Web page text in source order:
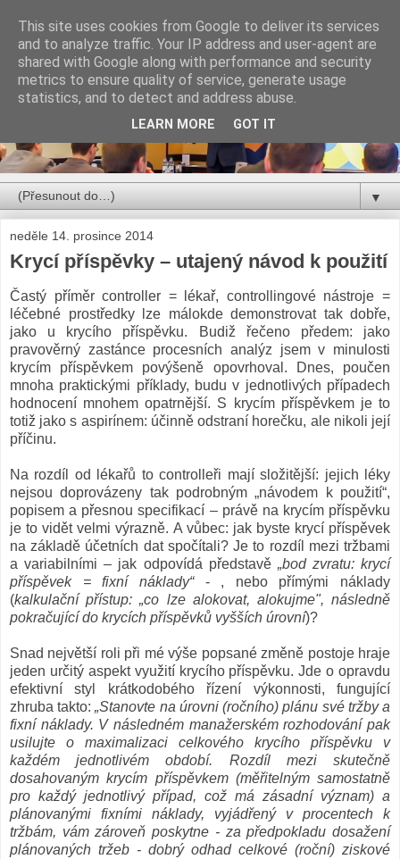
▼
neděle 14. prosince 2014
Krycí příspěvky – utajený návod k použití
Častý příměr controller = lékař, controllingové nástroje =
léčebné prostředky lze málokde demonstrovat tak dobře,
jako u krycího příspěvku. Budiž řečeno předem: jako
pravověrný zastánce procesních analýz jsem v minulosti
krycím příspěvkem povýšeně opovrhoval. Dnes, poučen
mnoha praktickými příklady, budu v jednotlivých případech
hodnocení mnohem opatrnější. S krycím příspěvkem je to
totiž jako s aspirínem: účinně odstraní horečku, ale nikoli její
příčinu.
Na rozdíl od lékařů to controlleři mají složitější: jejich léky
nejsou doprovázeny tak podrobným „návodem k použití“,
popisem a přesnou specifikací – právě na krycím příspěvku
je to vidět velmi výrazně. A vůbec: jak byste krycí příspěvek
na základě účetních dat spočítali? Je to rozdíl mezi tržbami
a variabilními – jak odpovídá představě „bod zvratu: krycí
příspěvek = fixní náklady“- , nebo přímými náklady
(kalkulační přístup:„co lze alokovat, alokujme", následně
pokračující do krycích příspěvků vyšších úrovní)?
Snad největší roli při mé výše popsané změně postoje hraje
jeden určitý aspekt využití krycího příspěvku. Jde o opravdu
efektivní styl krátkodobého řízení výkonnosti, fungující
zhruba takto:„Stanovte na úrovni (ročního) plánu své tržby a
fixní náklady. V následném manažerském rozhodování pak
usilujte o maximalizaci celkového krycího příspěvku v
každém jednotlivém období. Rozdíl mezi skutečně
dosahovaným krycím příspěvkem (měřitelným samostatně
pro každý jednotlivý případ, což má zásadní význam) a
plánovanými fixními náklady, vyjádřený v procentech k
tržbám, vám zároveň poskytne - za předpokladu dosažení
plánovaných tržeb - dobrý odhad celkové (roční) ziskové
This site uses cookies from Google to deliver its services
and to analyze traffic. Your IP address and user-agent are
shared with Google along with performance and security
metrics to ensure quality of service, generate usage
statistics, and to detect and address abuse.
LEARN MORE GOT IT